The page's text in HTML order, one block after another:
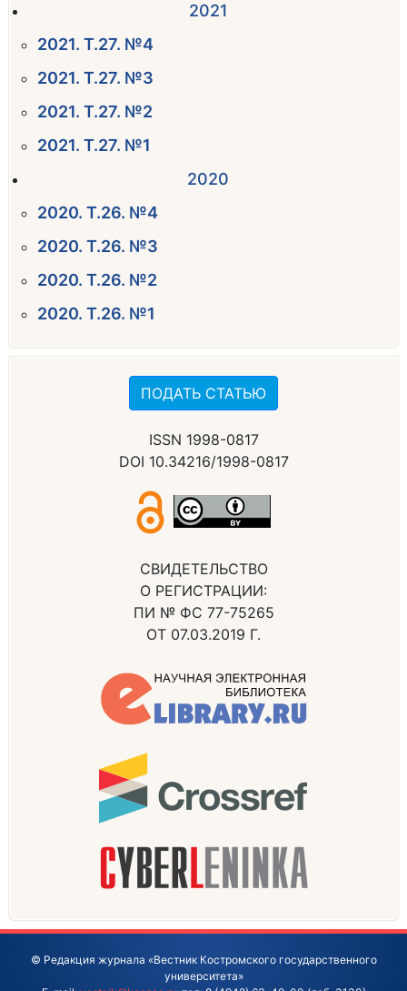
ПОДАТЬ СТАТЬЮ
ISSN 1998-0817
DOI 10.34216/1998-0817
СВИДЕТЕЛЬСТВО
О РЕГИСТРАЦИИ:
ПИ № ФС 77-75265
ОТ 07.03.2019 Г.
2021
2021. Т.27. №4
2021. Т.27. №3
2021. Т.27. №2
2021. Т.27. №1
2020
2020. Т.26. №4
2020. Т.26. №3
2020. Т.26. №2
2020. Т.26. №1
© Редакция журнала «Вестник Костромского государственного
университета»